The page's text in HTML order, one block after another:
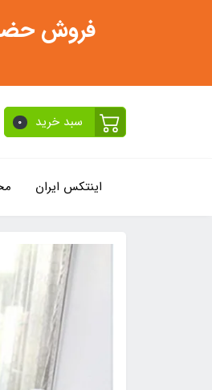
فروش حضوری و تماس
سبد خرید 0
اینتکس ایران